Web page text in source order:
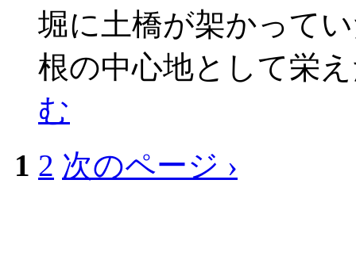
堀に土橋が架かって
根の中心地として栄
む
1 2 次のページ ›